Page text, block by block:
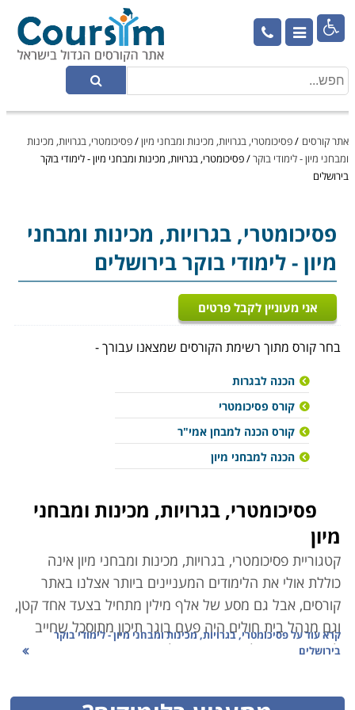

אתר קורסים /פסיכומטרי, בגרויות, מכינות ומבחני מיון/פסיכומטרי, בגרויות, מכינות
ומבחני מיון - לימודי בוקר/פסיכומטרי, בגרויות, מכינות ומבחני מיון - לימודי בוקר
בירושלים
פסיכומטרי, בגרויות, מכינות ומבחני
מיון - לימודי בוקר בירושלים
אני מעוניין לקבל פרטים
בחר קורס מתוך רשימת הקורסים שמצאנו עבורך -
הכנה לבגרות
קורס פסיכומטרי
קורס הכנה למבחן אמי"ר
הכנה למבחני מיון
פסיכומטרי, בגרויות, מכינות ומבחני
מיון
קטגוריית פסיכומטרי, בגרויות, מכינות ומבחני מיון אינה
כוללת אולי את הלימודים המעניינים ביותר אצלנו באתר
קורסים, אבל גם מסע של אלף מילין מתחיל בצעד אחד קטן,
וגם מנהל בית חולים היה פעם בוגר תיכון מתוסכל שחייב
לשפר בגרויות ולהשיג ציון מעולה בפסיכומטרי, כזה שיאפשר
מכללות פרטיות רבות בארץ, נותרו תחומי לימוד מסויימים
קרא עוד עלפסיכומטרי, בגרויות, מכינות ומבחני מיון - לימודי בוקר
בירושלים